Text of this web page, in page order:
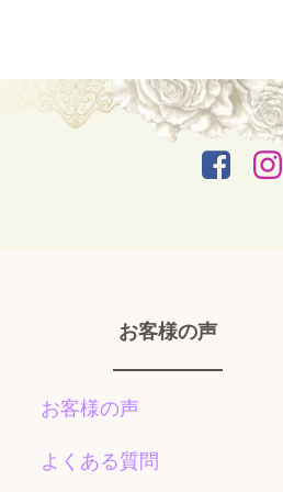
お客様の声
お客様の声
よくある質問